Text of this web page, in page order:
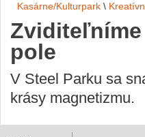
Kasárne/Kulturpark \
pole
V Steel Parku sa
krásy magnetizmu.